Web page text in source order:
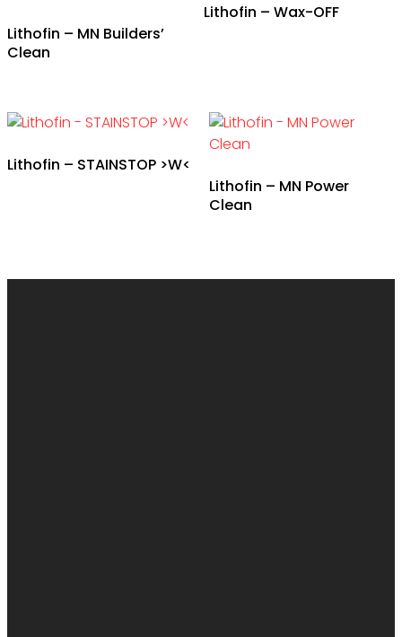
Lithofin – MN Builders’
Clean
Lithofin – Wax-OFF
Lithofin – STAINSTOP >W<
Lithofin – MN Power
Clean